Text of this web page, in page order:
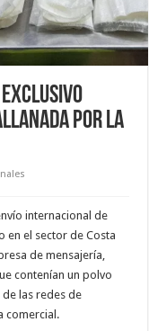
Exclusivo
por La
internacional de
en el sector de Costa
de mensajería,
contenían un polvo
las redes de
comercial.